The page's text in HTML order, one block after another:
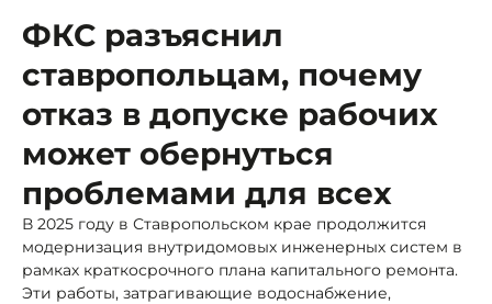
ФКС разъяснил
ставропольцам, почему
отказ в допуске рабочих
может обернуться
проблемами для всех
В 2025 году в Ставропольском крае продолжится
модернизация внутридомовых инженерных систем в
рамках краткосрочного плана капитального ремонта.
Эти работы, затрагивающие водоснабжение,